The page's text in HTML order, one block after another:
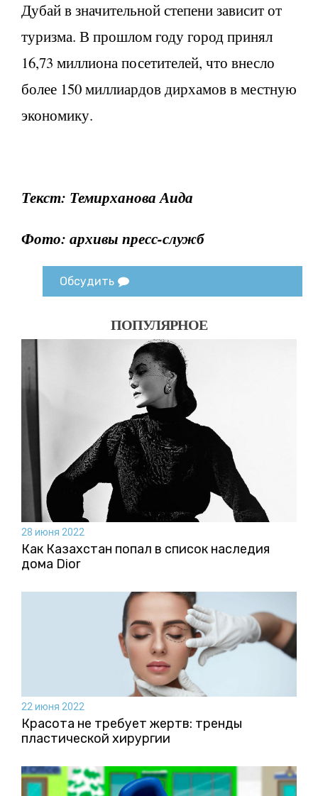
Дубай в значительной степени зависит от
туризма. В прошлом году город принял
16,73 миллиона посетителей, что внесло
более 150 миллиардов дирхамов в местную
экономику.
Текст: Темирханова Аида
Фото: архивы пресс-служб
Обсудить
ПОПУЛЯРНОЕ
28 июня 2022
Как Казахстан попал в список наследия
дома Dior
22 июня 2022
Красота не требует жертв: тренды
пластической хирургии